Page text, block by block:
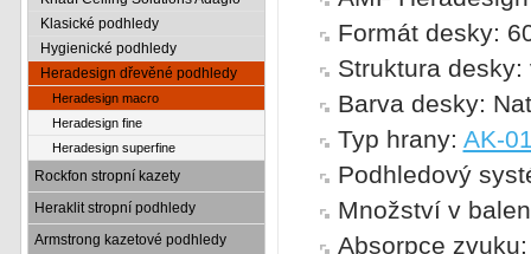
Klasické podhledy
Hygienické podhledy
Heradesign dřevěné podhledy
Heradesign macro
Heradesign fine
Heradesign superfine
Rockfon stropní kazety
Heraklit stropní podhledy
Armstrong kazetové podhledy
Formát desky:
Struktura
Barva desky:
Typ hrany: AK-
Podhledový
Množství v
Absorpce